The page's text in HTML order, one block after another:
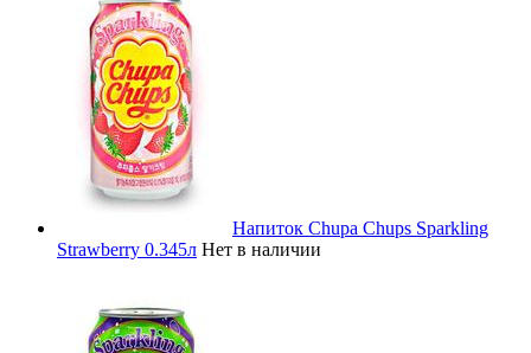
Напиток Chupa Chups Sparkling
Strawberry 0.345л Нет в наличии